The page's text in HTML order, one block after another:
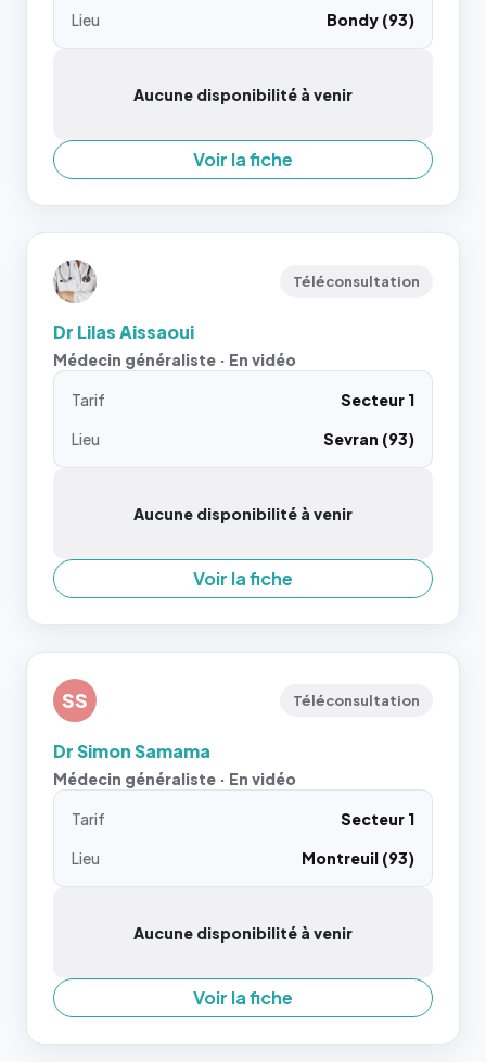
Lieu
Bondy (93)
Aucune disponibilité à venir
Voir la fiche
Téléconsultation
Dr Lilas Aissaoui
Médecin généraliste · En vidéo
Tarif
Secteur 1
Lieu
Sevran (93)
Aucune disponibilité à venir
Voir la fiche
SS Téléconsultation
Dr Simon Samama
Médecin généraliste · En vidéo
Tarif
Secteur 1
Lieu
Montreuil (93)
Aucune disponibilité à venir
Voir la fiche